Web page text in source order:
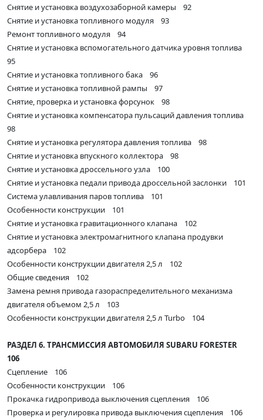
Снятие и установка воздухозаборной камеры 92
Снятие и установка топливного модуля 93
Ремонт топливного модуля 94
Снятие и установка вспомогательного датчика уровня топлива
95
Снятие и установка топливного бака 96
Снятие и установка топливной рампы 97
Снятие, проверка и установка форсунок 98
Снятие и установка компенсатора пульсаций давления топлива
98
Снятие и установка регулятора давления топлива 98
Снятие и установка впускного коллектора 98
Снятие и установка дроссельного узла 100
Снятие и установка педали привода дроссельной заслонки 101
Система улавливания паров топлива 101
Особенности конструкции 101
Снятие и установка гравитационного клапана 102
Снятие и установка электромагнитного клапана продувки
адсорбера 102
Особенности конструкции двигателя 2,5 л 102
Общие сведения 102
Замена ремня привода газораспределительного механизма
двигателя объемом 2,5 л 103
Особенности конструкции двигателя 2,5 л Turbo 104
РАЗДЕЛ 6. ТРАНСМИССИЯ АВТОМОБИЛЯ SUBARU FORESTER
106
Сцепление 106
Особенности конструкции 106
Прокачка гидропривода выключения сцепления 106
Проверка и регулировка привода выключения сцепления 106